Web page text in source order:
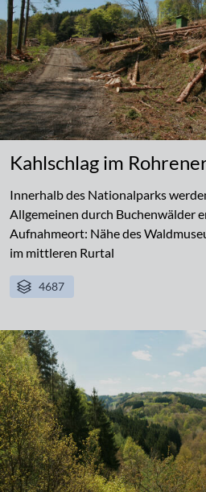
Kahlschlag im
Innerhalb des Nationalparks
Allgemeinen durch Buchenwälder
Aufnahmeort: Nähe des
im mittleren Rurtal
4687